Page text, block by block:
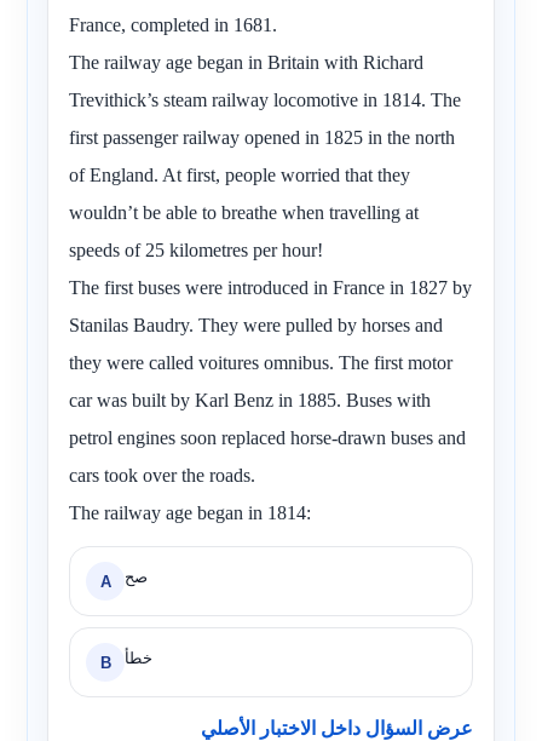
France, completed in 1681.
The railway age began in Britain with Richard
Trevithick’s steam railway locomotive in 1814. The
first passenger railway opened in 1825 in the north
of England. At first, people worried that they
wouldn’t be able to breathe when travelling at
speeds of 25 kilometres per hour!
The first buses were introduced in France in 1827 by
Stanilas Baudry. They were pulled by horses and
they were called voitures omnibus. The first motor
car was built by Karl Benz in 1885. Buses with
petrol engines soon replaced horse-drawn buses and
cars took over the roads.
The railway age began in 1814:
A صح
B خطأ
عرض السؤال داخل الاختبار الأصلي